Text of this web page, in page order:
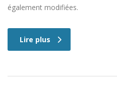
également modifiées.
Lire plus